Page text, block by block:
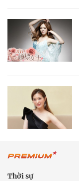
Thời sự